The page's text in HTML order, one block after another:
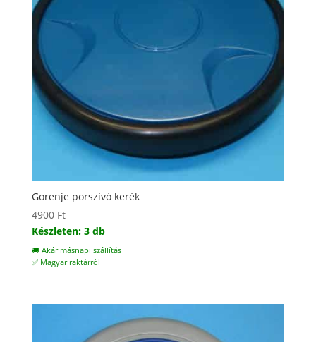
Gorenje porszívó kerék
4900 Ft
Készleten: 3 db
🚚 Akár másnapi szállítás
✅ Magyar raktárról